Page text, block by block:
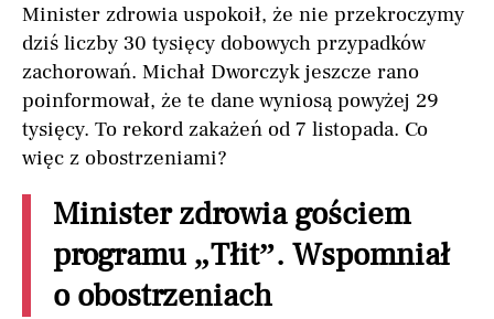
Minister zdrowia uspokoił, że nie przekroczymy
dziś liczby 30 tysięcy dobowych przypadków
zachorowań. Michał Dworczyk jeszcze rano
poinformował, że te dane wyniosą powyżej 29
tysięcy. To rekord zakażeń od 7 listopada. Co
więc z obostrzeniami?
Minister zdrowia gościem
programu „Tłit”. Wspomniał
o obostrzeniach